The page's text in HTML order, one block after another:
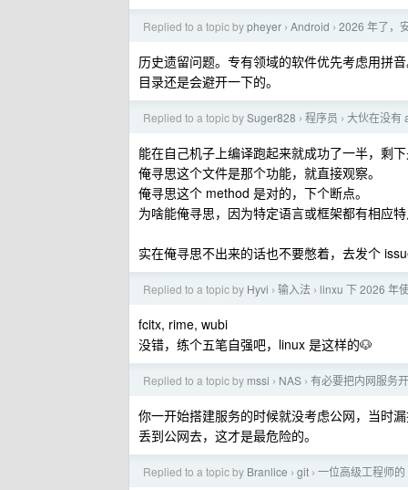
Replied to a topic bypheyer › Android › 2026 年了，
历史遗留问题。专有领域的软件优先考虑用拼
目录还是会避开一下的。
Replied to a topic bySuger828 › 程序员 › 大伙在没有
能在自己机子上编译跑起来就成功了一半，剩
俺寻思这个文件是那个功能，就直接观察。
俺寻思这个 method 是对的，下个断点。
为啥能俺寻思，因为特定语言或框架都有相应
实在俺寻思不出来的话也不要憋着，去发个
Replied to a topic by Hyvi › 输入法 › linxu 下 2026 年
fcitx, rime, wubi
没错，练个五笔自强吧，linux 是这样的🐶
Replied to a topic by mssi › NAS › 有必要把内网服务
你一开始搭建服务的时候就没考虑公网，当时
丢到公网去，这才是最危险的。
Replied to a topic by Branlice › git › 一位高级工程师